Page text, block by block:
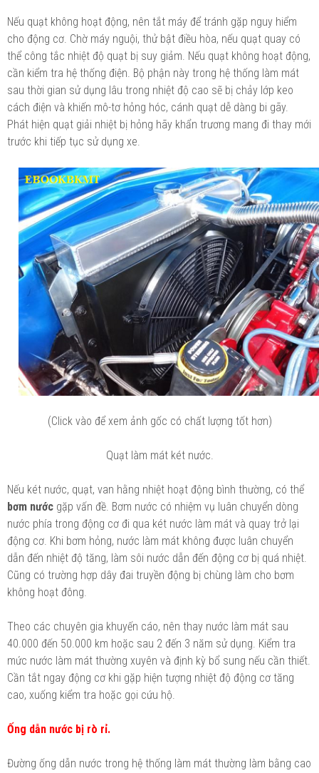
Nếu quạt không hoạt động, nên tắt máy để tránh gặp nguy hiểm
cho động cơ. Chờ máy nguội, thử bật điều hòa, nếu quạt quay có
thể công tắc nhiệt độ quạt bị suy giảm. Nếu quạt không hoạt động,
cần kiểm tra hệ thống điện. Bộ phận này trong hệ thống làm mát
sau thời gian sử dụng lâu trong nhiệt độ cao sẽ bị chảy lớp keo
cách điện và khiến mô-tơ hỏng hóc, cánh quạt dễ dàng bi gãy.
Phát hiện quạt giải nhiệt bị hỏng hãy khẩn trương mang đi thay mới
trước khi tiếp tục sử dụng xe.
(Click vào để xem ảnh gốc có chất lượng tốt hơn)
Quạt làm mát két nước.
Nếu két nước, quạt, van hằng nhiệt hoạt động bình thường, có thể
bơm nước gặp vấn đề. Bơm nước có nhiệm vụ luân chuyển dòng
nước phía trong động cơ đi qua két nước làm mát và quay trở lại
động cơ. Khi bơm hỏng, nước làm mát không được luân chuyển
dẫn đến nhiệt độ tăng, làm sôi nước dẫn đến động cơ bị quá nhiệt.
Cũng có trường hợp dây đai truyền động bị chùng làm cho bơm
không hoạt đông.
Theo các chuyên gia khuyến cáo, nên thay nước làm mát sau
40.000 đến 50.000 km hoặc sau 2 đến 3 năm sử dụng. Kiểm tra
mức nước làm mát thường xuyên và định kỳ bổ sung nếu cần thiết.
Cần tắt ngay động cơ khi gặp hiện tượng nhiệt độ động cơ tăng
cao, xuống kiểm tra hoặc gọi cứu hộ.
Ống dẫn nước bị rò rỉ.
Đường ống dẫn nước trong hệ thống làm mát thường làm bằng cao